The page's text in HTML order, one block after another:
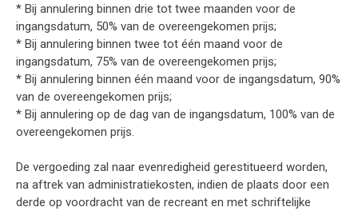
* Bij annulering binnen drie tot twee maanden voor de
ingangsdatum, 50% van de overeengekomen prijs;
* Bij annulering binnen twee tot één maand voor de
ingangsdatum, 75% van de overeengekomen prijs;
* Bij annulering binnen één maand voor de ingangsdatum, 90%
van de overeengekomen prijs;
* Bij annulering op de dag van de ingangsdatum, 100% van de
overeengekomen prijs.
De vergoeding zal naar evenredigheid gerestitueerd worden,
na aftrek van administratiekosten, indien de plaats door een
derde op voordracht van de recreant en met schriftelijke